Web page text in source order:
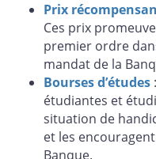
Prix
Ces prix
premier ordre
mandat de la
Bourses d’études
étudiantes et
situation de
et les
Banque.